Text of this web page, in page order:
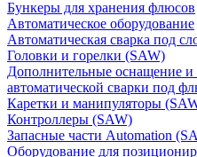
Бункеры для хранения флюсов
Автоматическое оборудование
Автоматическая сварка под
Головки и горелки (SAW)
Дополнительные оснащение и
автоматической сварки под
Каретки и манипуляторы
Контроллеры (SAW)
Запасные части Automation
Оборудование для